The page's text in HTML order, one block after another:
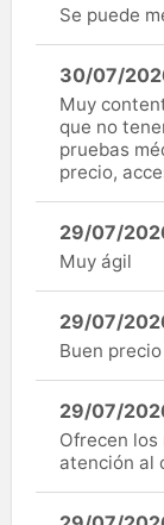
Se puede
30/07/
Muy
que no
pruebas
precio,
29/07/
Muy ágil
29/07/
Buen precio
29/07/
Ofrecen los
atención al